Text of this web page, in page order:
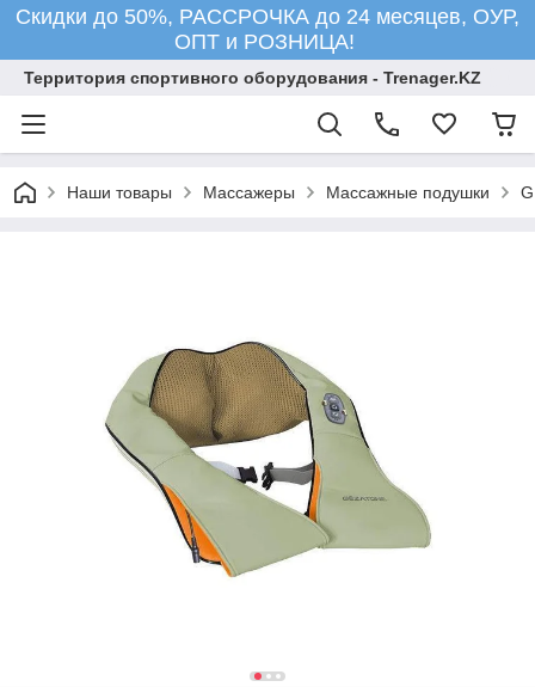
Скидки до 50%, РАССРОЧКА до 24 месяцев, ОУР,
ОПТ и РОЗНИЦА!
Территория спортивного оборудования - Trenager.KZ
Наши товары Массажеры Массажные подушки